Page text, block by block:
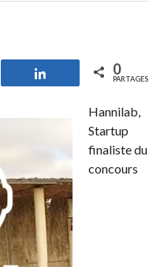
Partagez 0
PARTAGES
Hannilab,
Startup
finaliste du
concours